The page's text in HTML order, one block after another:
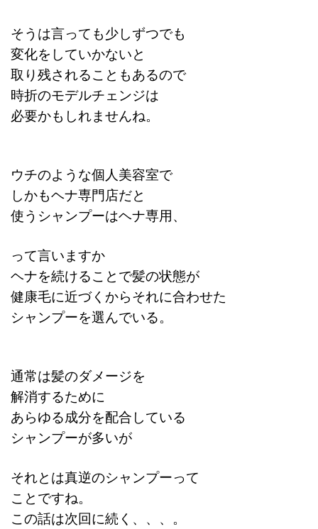
そうは言っても少しずつでも
変化をしていかないと
取り残されることもあるので
時折のモデルチェンジは
必要かもしれませんね。
ウチのような個人美容室で
しかもヘナ専門店だと
使うシャンプーはヘナ専用、
って言いますか
ヘナを続けることで髪の状態が
健康毛に近づくからそれに合わせた
シャンプーを選んでいる。
通常は髪のダメージを
解消するために
あらゆる成分を配合している
シャンプーが多いが
それとは真逆のシャンプーって
ことですね。
この話は次回に続く、、、。